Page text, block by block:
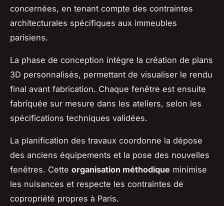
concernées, en tenant compte des contraintes
architecturales spécifiques aux immeubles
parisiens.
La phase de conception intègre la création de plans
3D personnalisés, permettant de visualiser le rendu
final avant fabrication. Chaque fenêtre est ensuite
fabriquée sur mesure dans les ateliers, selon les
spécifications techniques validées.
La planification des travaux coordonne la dépose
des anciens équipements et la pose des nouvelles
fenêtres. Cette organisation méthodique minimise
les nuisances et respecte les contraintes de
copropriété propres à Paris.